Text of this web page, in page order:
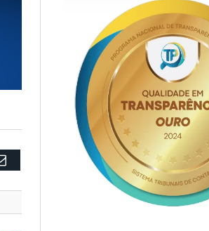
Email